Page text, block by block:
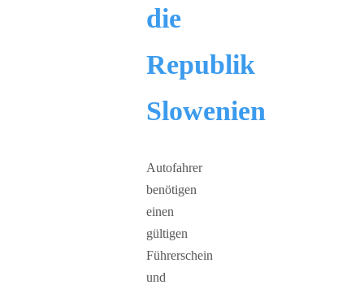
die
Republik
Slowenien
Autofahrer
benötigen
einen
gültigen
Führerschein
und